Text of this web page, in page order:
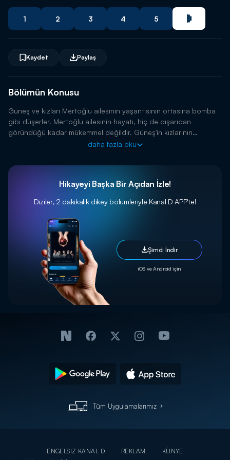
Bölümün Konusu
Güneş ve kızları Mertoğlu ailesinin yaşantısının ortasına bomba
gibi düşerler. Mertoğlu ailesinin hayatı, hiç de dışarıdan
göründüğü kadar mükemmel değildir. Güneş'in kızlarının
gelişiyle, tüm dengeler değişecek ve bütün sırlar ortaya
daha fazla oku
Kaydet Paylaş
1 2 3 4 5
Hikayeyi Başka Bir Açıdan İzle!
Diziler, 2 dakikalık dikey bölümleriyle Kanal D APP'te!
Şimdi İndir
iOS ve Android için
Tüm Uygulamalarımız
ENGELSİZ KANAL D REKLAM
KÜNYE